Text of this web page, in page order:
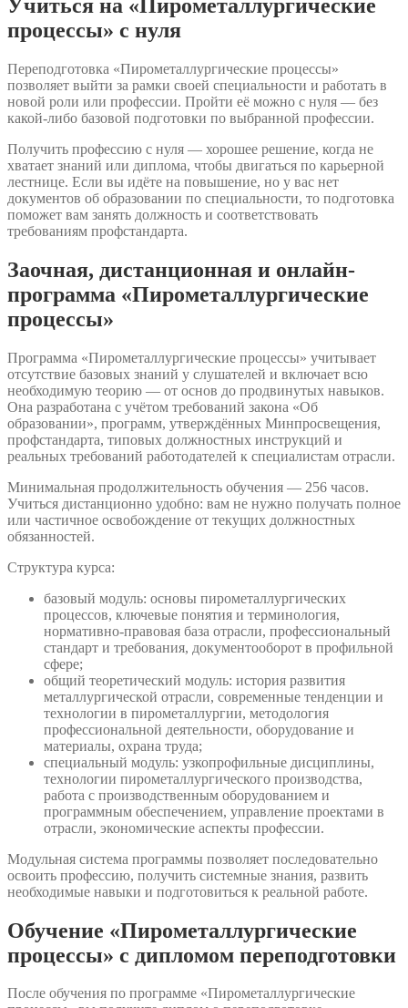
Учиться на «Пирометаллургические
процессы» с нуля
Переподготовка «Пирометаллургические процессы»
позволяет выйти за рамки своей специальности и работать в
новой роли или профессии. Пройти её можно с нуля — без
какой-либо базовой подготовки по выбранной профессии.
Получить профессию с нуля — хорошее решение, когда не
хватает знаний или диплома, чтобы двигаться по карьерной
лестнице. Если вы идёте на повышение, но у вас нет
документов об образовании по специальности, то подготовка
поможет вам занять должность и соответствовать
требованиям профстандарта.
Заочная, дистанционная и онлайн-
программа «Пирометаллургические
процессы»
Программа «Пирометаллургические процессы» учитывает
отсутствие базовых знаний у слушателей и включает всю
необходимую теорию — от основ до продвинутых навыков.
Она разработана с учётом требований закона «Об
образовании», программ, утверждённых Минпросвещения,
профстандарта, типовых должностных инструкций и
реальных требований работодателей к специалистам отрасли.
Минимальная продолжительность обучения — 256 часов.
Учиться дистанционно удобно: вам не нужно получать полное
или частичное освобождение от текущих должностных
обязанностей.
Структура курса:
базовый модуль: основы пирометаллургических
процессов, ключевые понятия и терминология,
нормативно-правовая база отрасли, профессиональный
стандарт и требования, документооборот в профильной
сфере;
общий теоретический модуль: история развития
металлургической отрасли, современные тенденции и
технологии в пирометаллургии, методология
профессиональной деятельности, оборудование и
материалы, охрана труда;
специальный модуль: узкопрофильные дисциплины,
технологии пирометаллургического производства,
работа с производственным оборудованием и
программным обеспечением, управление проектами в
отрасли, экономические аспекты профессии.
Модульная система программы позволяет последовательно
освоить профессию, получить системные знания, развить
необходимые навыки и подготовиться к реальной работе.
Обучение «Пирометаллургические
процессы» с дипломом переподготовки
После обучения по программе «Пирометаллургические